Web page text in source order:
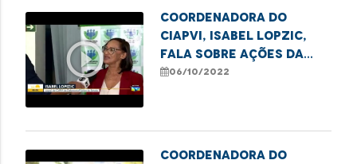
play_circle_outline
Coordenadora do
Ciapvi, Isabel Lopzic,
fala sobre ações da
Semana do Idoso
06/10/2022
Coordenadora do